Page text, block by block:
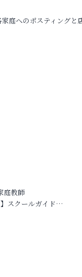
庭へのポスティングと
庭教師
スクールガイド…